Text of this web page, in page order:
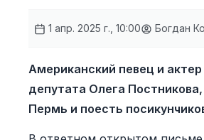
1 апр. 2025 г., 10:00 Богдан
Американский певец и
депутата Олега
Пермь и поесть